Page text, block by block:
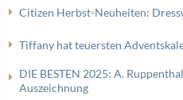
Citizen Herbst-Neuheiten:
Tiffany hat teuersten
DIE BESTEN 2025: A.
Auszeichnung